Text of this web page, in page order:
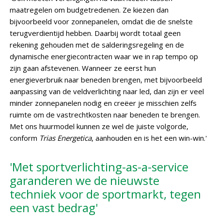
maatregelen om budgetredenen. Ze kiezen dan
bijvoorbeeld voor zonnepanelen, omdat die de snelste
terugverdientijd hebben. Daarbij wordt totaal geen
rekening gehouden met de salderingsregeling en de
dynamische energiecontracten waar we in rap tempo op
zijn gaan afstevenen. Wanneer ze eerst hun
energieverbruik naar beneden brengen, met bijvoorbeeld
aanpassing van de veldverlichting naar led, dan zijn er veel
minder zonnepanelen nodig en creëer je misschien zelfs
ruimte om de vastrechtkosten naar beneden te brengen.
Met ons huurmodel kunnen ze wel de juiste volgorde,
conform Trias Energetica, aanhouden en is het een win-win.'
'Met sportverlichting-as-a-service
garanderen we de nieuwste
techniek voor de sportmarkt, tegen
een vast bedrag'